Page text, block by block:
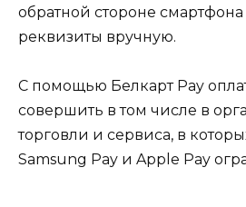
обратной стороне
реквизиты вручную.
С помощью Белкарт Pay
совершить в том числе в
торговли и сервиса, в
Samsung Pay и Apple Pay